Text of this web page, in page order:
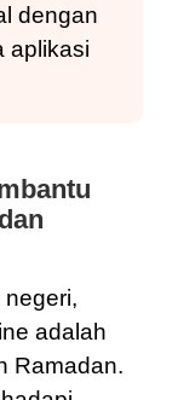
dengan
aplikasi
adalah
Ramadan.